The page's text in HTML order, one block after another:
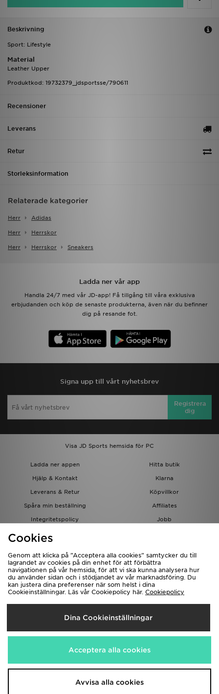
Beskrivning
Sport: Lifestyle
Material
Leather Upper
Produktkod: 19732379_jdsportsse/790611
Recensioner
Leverans
Retur
Storleksinformation
Relaterade kategorier
Herr Adidas
Herr Herrskor
Herr Herrskor Sneakers
Ladda ner vår app
Handla 24/7 med vår JD-app! Få tillgång till våra exklusiva
erbjudanden och köp de senaste produkterna, även när du befinner
dig på resande fot.
Signa upp till vårt nyhetsbrev
Registrera
dig
Visa JD Sports hemsida för PC
Ladda ner appen
Hitta butik
Hjälp & Kontakt
Klarna
Leverans & Retur
Köpvillkor
Spåra min beställning
Affiliates
Integritetspolicy
Jobb
JD-bloggen
Levererar Till
Sverige
Vi accepterar följande betalningssätt
Besök bolagets hemsida på www.jdplc.com
Cookies
Genom att klicka på ”Acceptera alla cookies” samtycker du till
lagrandet av cookies på din enhet för att förbättra
navigationen på vår hemsida, för att vi ska kunna analysera hur
du använder sidan och i stödjandet av vår marknadsföring. Du
kan justera dina preferenser när som helst i dina
Cookieinställningar. Läs vår Cookiepolicy här. Cookiepolicy
Dina Cookieinställningar
Acceptera alla cookies
Avvisa alla cookies